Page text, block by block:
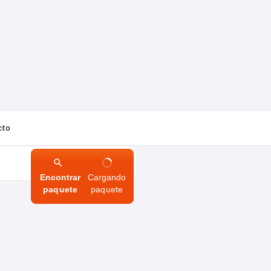
Encontrar
paquete
Cargando
paquete